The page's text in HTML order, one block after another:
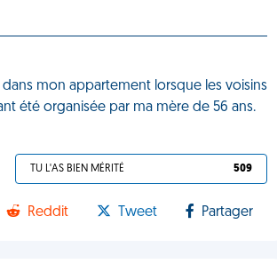
mon appartement lorsque les voisins
été organisée par ma mère de 56 ans.
TU L'AS BIEN MÉRITÉ 509
Reddit Tweet Partager